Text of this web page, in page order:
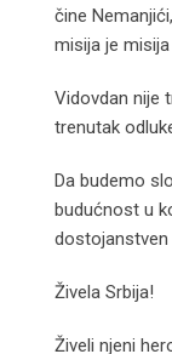
čine
misija je
Vidovdan nije
trenutak
Da budemo
budućnost u
dostojanstven
Živela Srbija!
Živeli njeni